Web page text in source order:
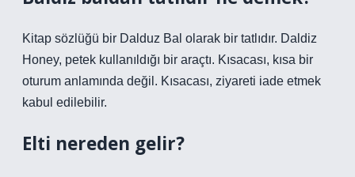
Kitap sözlüğü bir Dalduz Bal olarak bir tatlıdır. Daldiz
Honey, petek kullanıldığı bir araçtı. Kısacası, kısa bir
oturum anlamında değil. Kısacası, ziyareti iade etmek
kabul edilebilir.
Elti nereden gelir?